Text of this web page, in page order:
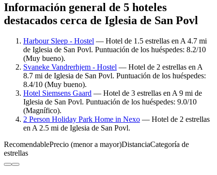
Información general de 5 hoteles
destacados cerca de Iglesia de San Povl
Harbour Sleep - Hostel — Hotel de 1.5 estrellas en A 4.7 mi
de Iglesia de San Povl. Puntuación de los huéspedes: 8.2/10
(Muy bueno).
Svaneke Vandrerhjem - Hostel — Hotel de 2 estrellas en A
8.7 mi de Iglesia de San Povl. Puntuación de los huéspedes:
8.4/10 (Muy bueno).
Hotel Siemsens Gaard — Hotel de 3 estrellas en A 9 mi de
Iglesia de San Povl. Puntuación de los huéspedes: 9.0/10
(Magnífico).
2 Person Holiday Park Home in Nexo — Hotel de 2 estrellas
en A 2.5 mi de Iglesia de San Povl.
RecomendablePrecio (menor a mayor)DistanciaCategoría de
estrellas